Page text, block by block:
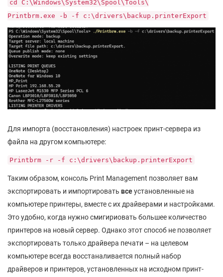
cd C:\Windows\System32\Spool\Tools\
Printbrm.exe -b -f c:\drivers\backup.printerExport
Для импорта (восстановления) настроек принт-сервера из
файла на другом компьютере:
Printbrm -r -f c:\drivers\backup.printerExport
Таким образом, консоль Print Management позволяет вам
экспортировать и импортировать всеустановленные на
компьютере принтеры, вместе с их драйверами и настройками.
Это удобно, когда нужно смигириовать большее количество
принтеров на новый сервер. Однако этот способ не позволяет
экспортировать только драйвера печати – на целевом
компьютере всегда восстаналивается полный набор
драйверов и принтеров, установленных на исходном принт-